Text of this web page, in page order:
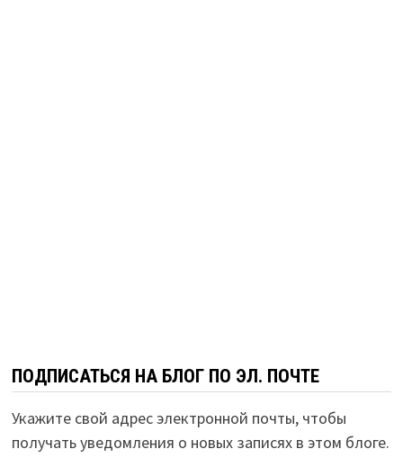
ПОДПИСАТЬСЯ НА БЛОГ ПО ЭЛ. ПОЧТЕ
Укажите свой адрес электронной почты, чтобы
получать уведомления о новых записях в этом блоге.